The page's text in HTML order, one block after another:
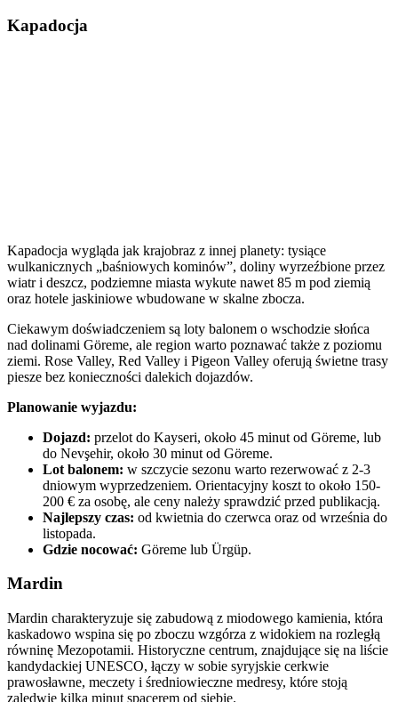
Kapadocja
Kapadocja wygląda jak krajobraz z innej planety: tysiące
wulkanicznych „baśniowych kominów”, doliny wyrzeźbione przez
wiatr i deszcz, podziemne miasta wykute nawet 85 m pod ziemią
oraz hotele jaskiniowe wbudowane w skalne zbocza.
Ciekawym doświadczeniem są loty balonem o wschodzie słońca
nad dolinami Göreme, ale region warto poznawać także z poziomu
ziemi. Rose Valley, Red Valley i Pigeon Valley oferują świetne trasy
piesze bez konieczności dalekich dojazdów.
Planowanie wyjazdu:
Dojazd: przelot do Kayseri, około 45 minut od Göreme, lub
do Nevşehir, około 30 minut od Göreme.
Lot balonem: w szczycie sezonu warto rezerwować z 2-3
dniowym wyprzedzeniem. Orientacyjny koszt to około 150-
200 € za osobę, ale ceny należy sprawdzić przed publikacją.
Najlepszy czas: od kwietnia do czerwca oraz od września do
listopada.
Gdzie nocować: Göreme lub Ürgüp.
Mardin
Mardin charakteryzuje się zabudową z miodowego kamienia, która
kaskadowo wspina się po zboczu wzgórza z widokiem na rozległą
równinę Mezopotamii. Historyczne centrum, znajdujące się na liście
kandydackiej UNESCO, łączy w sobie syryjskie cerkwie
prawosławne, meczety i średniowieczne medresy, które stoją
zaledwie kilka minut spacerem od siebie.